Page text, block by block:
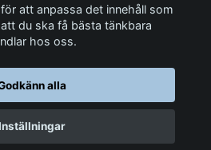
zakkastore.se
att anpassa det innehåll som
du ska få bästa tänkbara
hos oss.
alla